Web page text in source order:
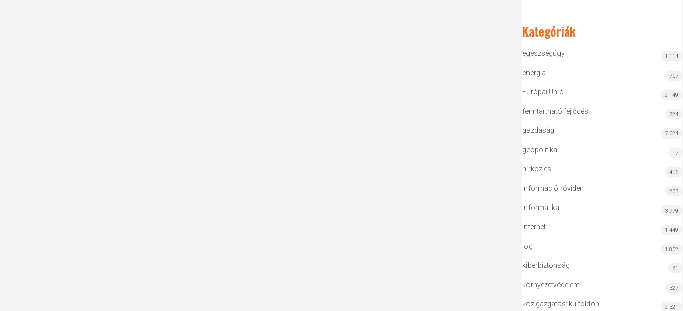
Kategóriák
egészségügy 1 114
energia 707
Európai Unió 2 149
fenntartható fejlődés 724
gazdaság 7 024
geopolitika 17
hírközlés 406
információ röviden 203
informatika 3 779
Internet 1 449
jog 1 802
kiberbiztonság 61
környezetvédelem 327
közigazgatás: külföldön 2 321